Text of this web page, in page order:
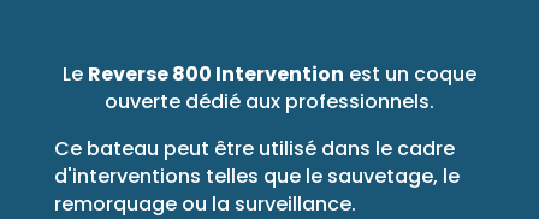
Le Reverse 800 Intervention est un coque
ouverte dédié aux professionnels.
Ce bateau peut être utilisé dans le cadre
d'interventions telles que le sauvetage, le
remorquage ou la surveillance.